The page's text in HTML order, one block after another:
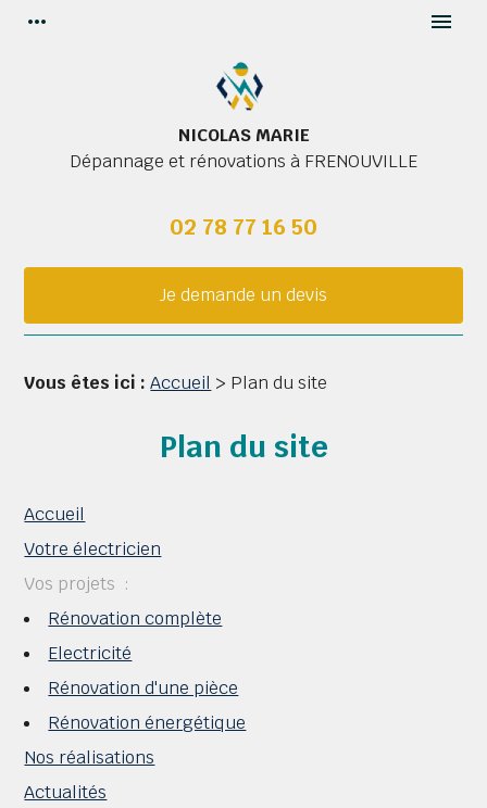
more_horiz menu
NICOLAS MARIE
Dépannage et rénovations à FRENOUVILLE
02 78 77 16 50
Je demande un devis
Vous êtes ici : Accueil > Plan du site
Plan du site
Accueil
Votre électricien
Vos projets
Rénovation complète
Electricité
Rénovation d'une pièce
Rénovation énergétique
Nos réalisations
Actualités